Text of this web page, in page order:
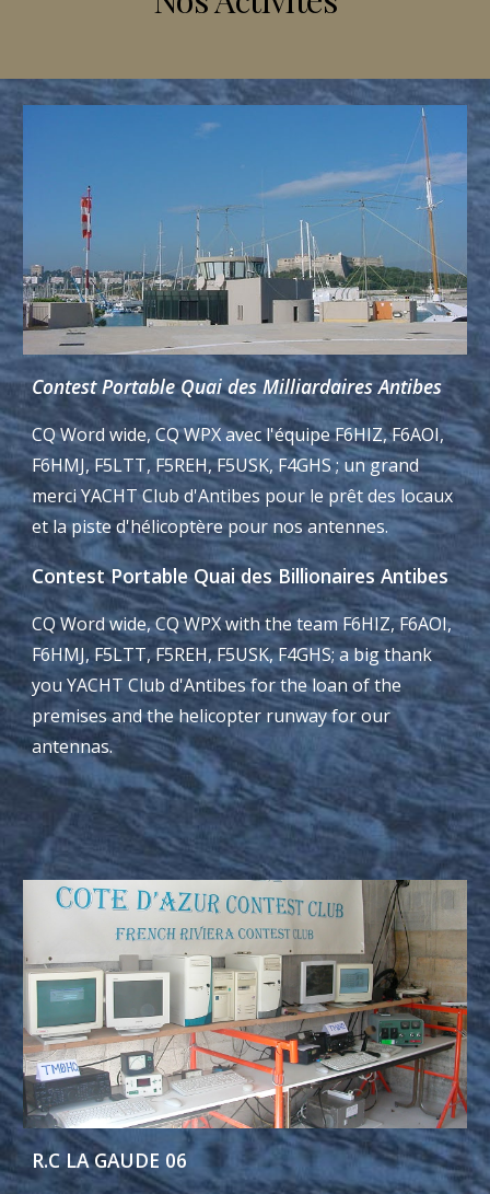
Contest Portable Quai des Milliardaires Antibes
CQ Word wide, CQ WPX avec l'équipe F6HIZ, F6AOI,
F6HMJ, F5LTT, F5REH, F5USK, F4GHS ; un grand
merci YACHT Club d'Antibes pour le prêt des locaux
et la piste d'hélicoptère pour nos antennes.
Contest Portable Quai des Billionaires Antibes
CQ Word wide, CQ WPX with the team F6HIZ, F6AOI,
F6HMJ, F5LTT, F5REH, F5USK, F4GHS; a big thank
you YACHT Club d'Antibes for the loan of the
premises and the helicopter runway for our
antennas.
R.C LA GAUDE 06